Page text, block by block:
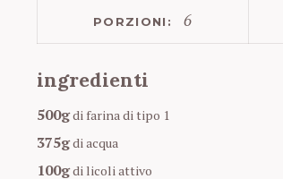
PORZIONI: 6
ingredienti
500gdi farina di tipo 1
375gdi acqua
100gdi licoli attivo